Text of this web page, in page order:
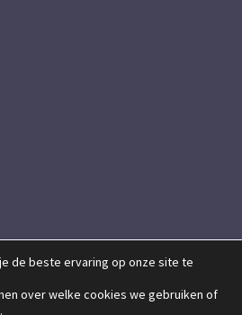
de beste ervaring op onze site te
over welke cookies we gebruiken of
.